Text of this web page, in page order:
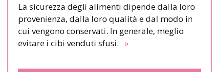
La sicurezza degli alimenti dipende dalla loro
provenienza, dalla loro qualità e dal modo in
cui vengono conservati. In generale, meglio
evitare i cibi venduti sfusi. »